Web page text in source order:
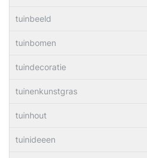
tuinbeeld
tuinbomen
tuindecoratie
tuinenkunstgras
tuinhout
tuinideeen